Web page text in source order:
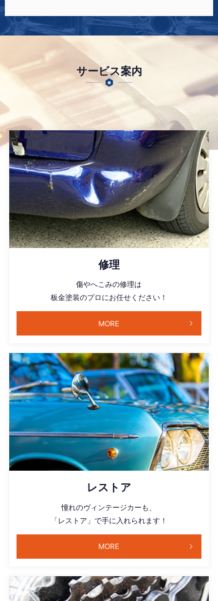
サービス案内
修理
傷やへこみの修理は
板金塗装のプロにお任せください！
MORE
レストア
憧れのヴィンテージカーも、
「レストア」で手に入れられます！
MORE